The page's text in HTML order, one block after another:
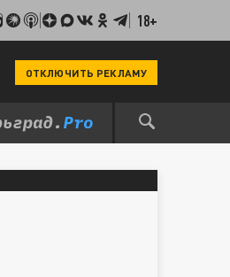
18+
ОТКЛЮЧИТЬ РЕКЛАМУ